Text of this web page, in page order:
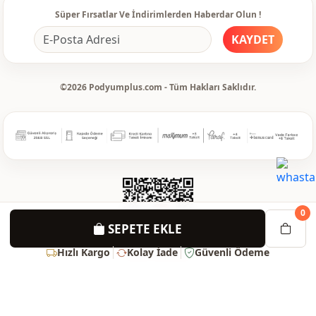
SEPETE EKLE
0
Hızlı Kargo Kolay İade Güvenli Ödeme
Süper Fırsatlar Ve İndirimlerden Haberdar Olun !
KAYDET
©2026 Podyumplus.com - Tüm Hakları Saklıdır.